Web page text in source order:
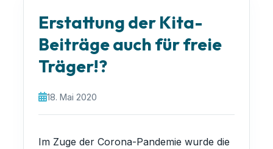
Erstattung der Kita-
Beiträge auch für freie
Träger!?
18. Mai 2020
Im Zuge der Corona-Pandemie wurde die